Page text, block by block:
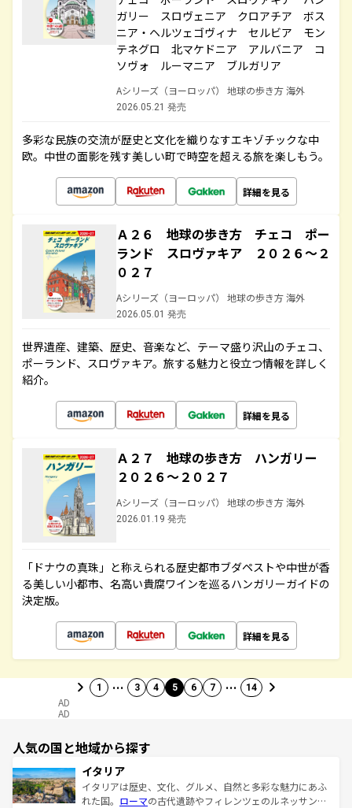
ガリー スロヴェニア クロアチア ボス
ニア・ヘルツェゴヴィナ セルビア モン
テネグロ 北マケドニア アルバニア コ
ソヴォ ルーマニア ブルガリア
Aシリーズ（ヨーロッパ） 地球の歩き方 海外
2026.05.21 発売
多彩な民族の交流が歴史と文化を織りなすエキゾチックな中
欧。中世の面影を残す美しい町で時空を超える旅を楽しもう。
詳細を見る
Ａ２６ 地球の歩き方 チェコ ポー
ランド スロヴァキア ２０２６～２
０２７
Aシリーズ（ヨーロッパ） 地球の歩き方 海外
2026.05.01 発売
世界遺産、建築、歴史、音楽など、テーマ盛り沢山のチェコ、
ポーランド、スロヴァキア。旅する魅力と役立つ情報を詳しく
紹介。
詳細を見る
Ａ２７ 地球の歩き方 ハンガリー
２０２６～２０２７
Aシリーズ（ヨーロッパ） 地球の歩き方 海外
2026.01.19 発売
「ドナウの真珠」と称えられる歴史都市ブダペストや中世が香
る美しい小都市、名高い貴腐ワインを巡るハンガリーガイドの
決定版。
詳細を見る
1 … 3 4 5 6 7 … 14
AD
AD
人気の国と地域から探す
イタリア
イタリアは歴史、文化、グルメ、自然と多彩な魅力にあふ
れた国。 ローマの古代遺跡やフィレンツェのルネッサンス